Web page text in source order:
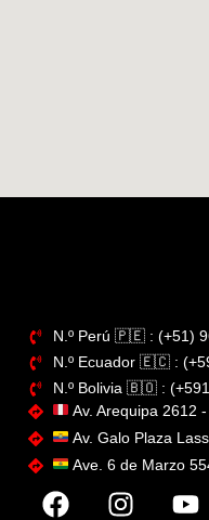
N.º Perú​ 🇵🇪 : (+51)
N.º Ecuador 🇪🇨 :
N.º Bolivia 🇧🇴​ :
Av. Arequipa 2612
Av. Galo Plaza
Ave. 6 de Marzo